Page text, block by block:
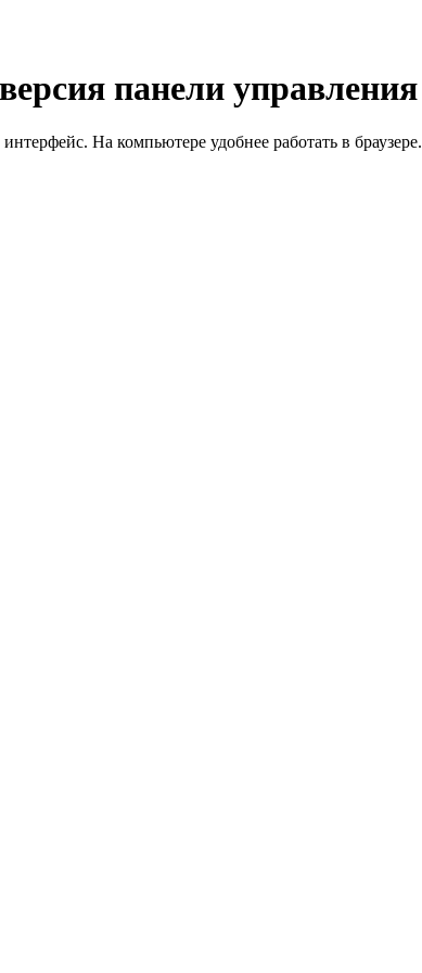
панели управления
На компьютере удобнее работать в браузере.